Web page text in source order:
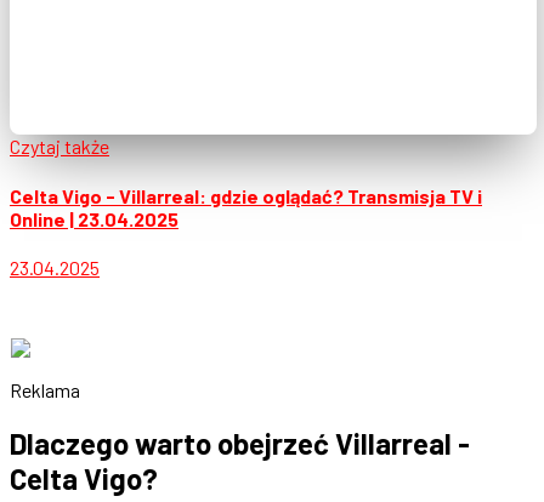
Czytaj także
Celta Vigo - Villarreal: gdzie oglądać? Transmisja TV i
Online | 23.04.2025
23.04.2025
Reklama
Dlaczego warto obejrzeć Villarreal -
Celta Vigo?